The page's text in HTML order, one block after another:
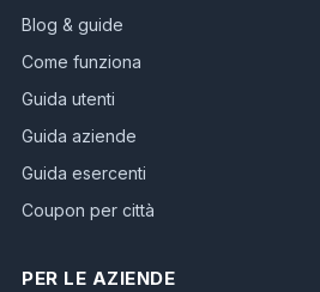
Blog & guide
Come funziona
Guida utenti
Guida aziende
Guida esercenti
Coupon per città
PER LE AZIENDE